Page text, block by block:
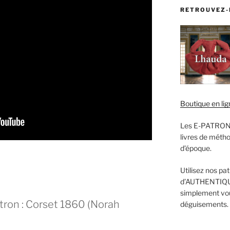
: Corset 1860 (Norah
RETROUVEZ-
Boutique en
Les E-
livres de
d’époque.
Utilisez nos
simplement
déguisements.